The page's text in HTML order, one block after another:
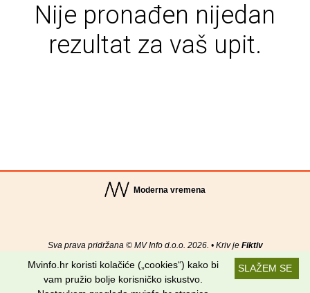
Nije pronađen nijedan
rezultat za vaš upit.
Moderna vremena
Sva prava pridržana © MV Info d.o.o. 2026. • Kriv je Fiktiv
Uvjeti korištenja RSS kanaliSLAŽEM SE
Mvinfo.hr koristi kolačiće („cookies“) kako bi
vam pružio bolje korisničko iskustvo.